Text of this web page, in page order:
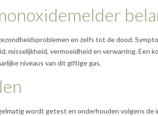
en zelfs tot de dood.
misselijkheid, vermoeidheid en verwarring. Een
niveaus van dit giftige gas.
wordt getest en onderhouden volgens de